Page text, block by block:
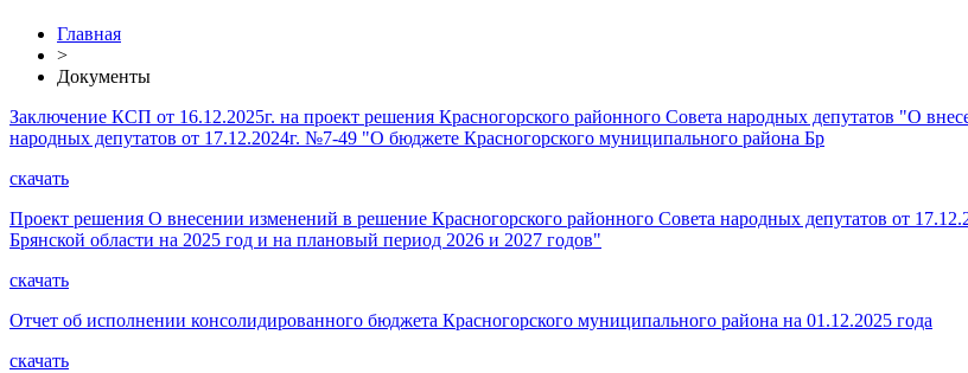
Главная
>
Документы
Заключение КСП от 16.12.2025г. на проект решения Красногорского районного Совета народных депутатов "О
народных депутатов от 17.12.2024г. №7-49 "О бюджете Красногорского муниципального района Бр
скачать
Проект решения О внесении изменений в решение Красногорского районного Совета народных депутатов от
Брянской области на 2025 год и на плановый период 2026 и 2027 годов"
скачать
Отчет об исполнении консолидированного бюджета Красногорского муниципального района на 01.12.2025 года
скачать